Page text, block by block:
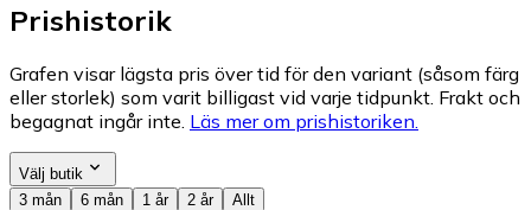
Prishistorik
Grafen visar lägsta pris över tid för den variant (såsom färg
eller storlek) som varit billigast vid varje tidpunkt. Frakt och
begagnat ingår inte. Läs mer om prishistoriken.
Välj butik
3 mån
6 mån 1 år 2 år Allt